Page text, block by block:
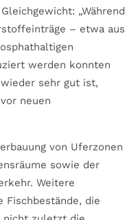
„Während
– etwa aus
werden konnten
sehr gut ist,
neuen
von Uferzonen
sowie der
Weitere
Fischbestände, die